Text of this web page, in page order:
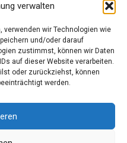
verwalten
verwenden wir Technologien wie
und/oder darauf
zustimmst, können wir Daten
auf dieser Website verarbeiten.
oder zurückziehst, können
werden.
- 44.713 views
Silvesterraketen
- 42.060 views